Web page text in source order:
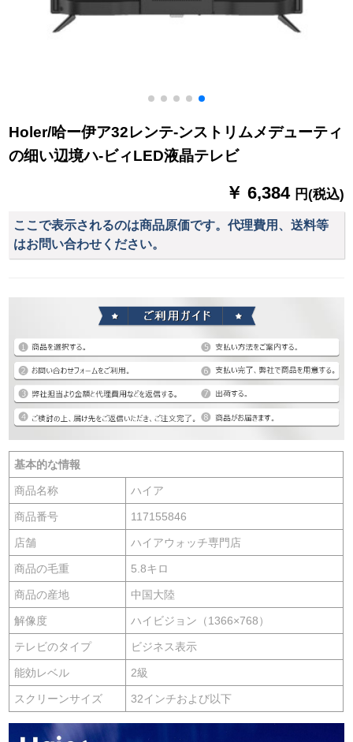
Holer/哈ー伊ア32レンテ-ンストリムメデューティ
の细い辺境ハ-ビィLED液晶テレビ
￥ 6,384 円(税込)
ここで表示されるのは商品原価です。代理費用、送料等
はお問い合わせください。
基本的な情報
商品名称 ハイア
商品番号 117155846
店舗 ハイアウォッチ専門店
商品の毛重 5.8キロ
商品の産地 中国大陸
解像度 ハイビジョン（1366×768）
テレビのタイプ ビジネス表示
能効レベル 2級
スクリーンサイズ 32インチおよび以下